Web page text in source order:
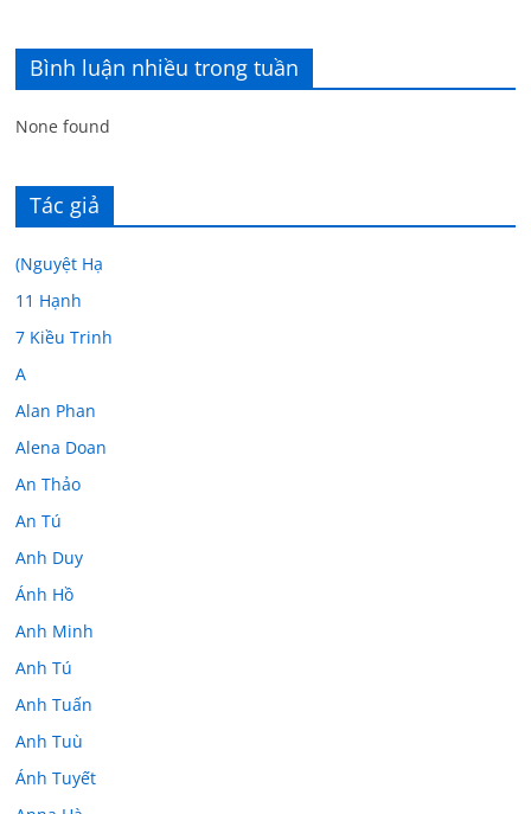
Bình luận nhiều trong tuần
None found
Tác giả
(Nguyệt Hạ
11 Hạnh
7 Kiều Trinh
A
Alan Phan
Alena Doan
An Thảo
An Tú
Anh Duy
Ánh Hồ
Anh Minh
Anh Tú
Anh Tuấn
Anh Tuù
Ánh Tuyết